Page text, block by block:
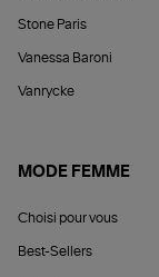
Stone Paris
Vanessa Baroni
Vanrycke
MODE FEMME
Choisi pour vous
Best-Sellers